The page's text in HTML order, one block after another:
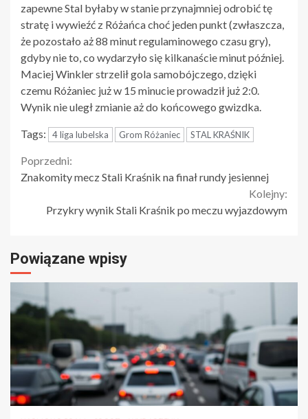
zapewne Stal byłaby w stanie przynajmniej odrobić tę
stratę i wywieźć z Różańca choć jeden punkt (zwłaszcza,
że pozostało aż 88 minut regulaminowego czasu gry),
gdyby nie to, co wydarzyło się kilkanaście minut później.
Maciej Winkler strzelił gola samobójczego, dzięki
czemu Różaniec już w 15 minucie prowadził już 2:0.
Wynik nie uległ zmianie aż do końcowego gwizdka.
Tags: 4 liga lubelska Grom Różaniec STAL KRAŚNIK
Continue
Poprzedni:
Znakomity mecz Stali Kraśnik na finał rundy jesiennej
Kolejny:
Przykry wynik Stali Kraśnik po meczu wyjazdowym
Powiązane wpisy